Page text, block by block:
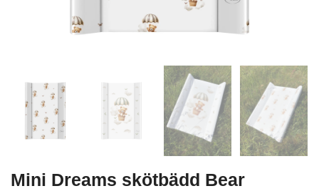
Mini Dreams skötbädd Bear